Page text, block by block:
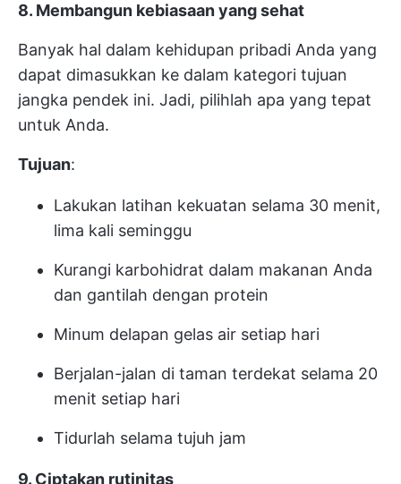
8. Membangun kebiasaan yang sehat
Banyak hal dalam kehidupan pribadi Anda yang
dapat dimasukkan ke dalam kategori tujuan
jangka pendek ini. Jadi, pilihlah apa yang tepat
untuk Anda.
Tujuan:
Lakukan latihan kekuatan selama 30 menit,
lima kali seminggu
Kurangi karbohidrat dalam makanan Anda
dan gantilah dengan protein
Minum delapan gelas air setiap hari
Berjalan-jalan di taman terdekat selama 20
menit setiap hari
Tidurlah selama tujuh jam
9. Ciptakan rutinitas